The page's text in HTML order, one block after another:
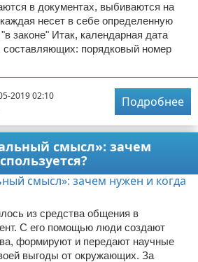
в документах, выбиваются на
несет в себе определенную
законе" Итак, календарная дата
составляющих: порядковый номер
2019 02:10
Подробнее
смысл»: зачем
из средства общения в
С его помощью люди создают
формируют и передают научные
выгоды от окружающих. За